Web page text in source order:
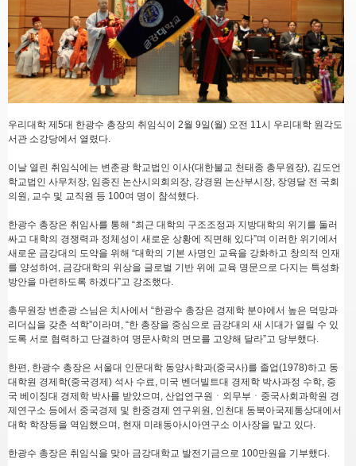
우리대학 제5대 한광수 총장의 취임식이 2월 9일(월) 오전 11시 우리대학 원각도
서관 소강당에서 열렸다.
이날 열린 취임식에는 변춘광 학교법인 이사(대한불교 천태종 총무원장), 김도언
학교법인 사무처장, 임종진 논산시의회의장, 강경원 논산부시장, 장영달 전 국회
의원, 교수 및 교직원 등 100여 명이 참석했다.
한광수 총장은 취임사를 통해 “최근 대학의 구조조정과 지방대학의 위기를 둘러
싸고 대학의 경쟁력과 정체성이 새로운 상황에 직면해 있다”며 이러한 위기에서
새로운 금강대의 도약을 위해 “대학의 기본 사명인 교육을 강화하고 창의적 인재
를 양성하여, 금강대학의 위상을 글로벌 기반 위에 교육 명문으로 다지는 특성화
방안을 마련하도록 하겠다”고 강조했다.
총무원장 변춘광 스님은 치사에서 “한광수 총장은 경제학 분야에서 높은 덕망과
리더십을 갖춘 석학”이라며, “한 총장을 중심으로 금강대의 새 시대가 열릴 수 있
도록 서로 협력하고 단결하여 명문사학의 면모를 고양해 달라”고 당부했다.
한편, 한광수 총장은 서울대 인문대학 동양사학과(중국사)를 졸업(1978)하고 동
대학원 경제학(중국경제) 석사 수료, 미국 벤더빌트대 경제학 박사과정 수학, 중
국 베이징대 경제학 박사를 받았으며, 산업연구원ㆍ외무부ㆍ중국사회과학원 경
제연구소 등에서 중국경제 및 한중경제 연구위원, 인천대 동북아국제통상대에서
대학 학장등을 역임했으며, 현재 미래동아시아연구소 이사장을 맡고 있다.
한광수 총장은 취임식을 맞아 금강대학교 발전기금으로 100만원을 기부했다.